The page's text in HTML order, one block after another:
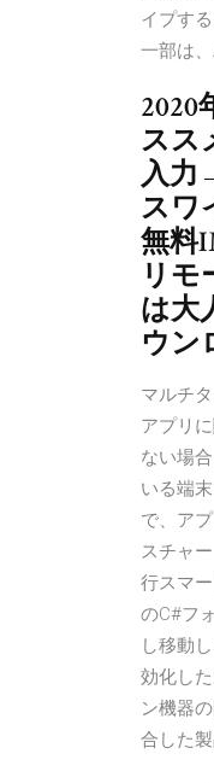
イプす
一部は
2020
スス
入力
スワ
無料
リモ
は大
ウン
マルチ
アプリ
ない場
いる端
で、ア
スチャ
行スマ
のC#フ
し移動
効化し
ン機器
合した